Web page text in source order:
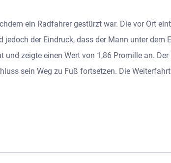
ein Radfahrer gestürzt war. Die vor Ort
der Eindruck, dass der Mann unter dem
zeigte einen Wert von 1,86 Promille an.
sein Weg zu Fuß fortsetzen. Die